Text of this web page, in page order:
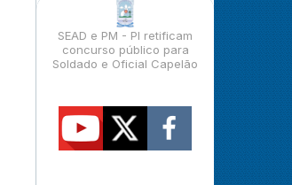
SEAD e PM - PI retificam
concurso público para
Soldado e Oficial Capelão